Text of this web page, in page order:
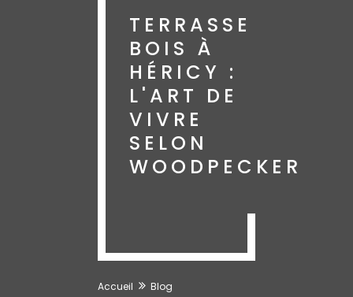
TERRASSE
BOIS À
HÉRICY :
L'ART DE
VIVRE
SELON
WOODPECKER
Accueil Blog